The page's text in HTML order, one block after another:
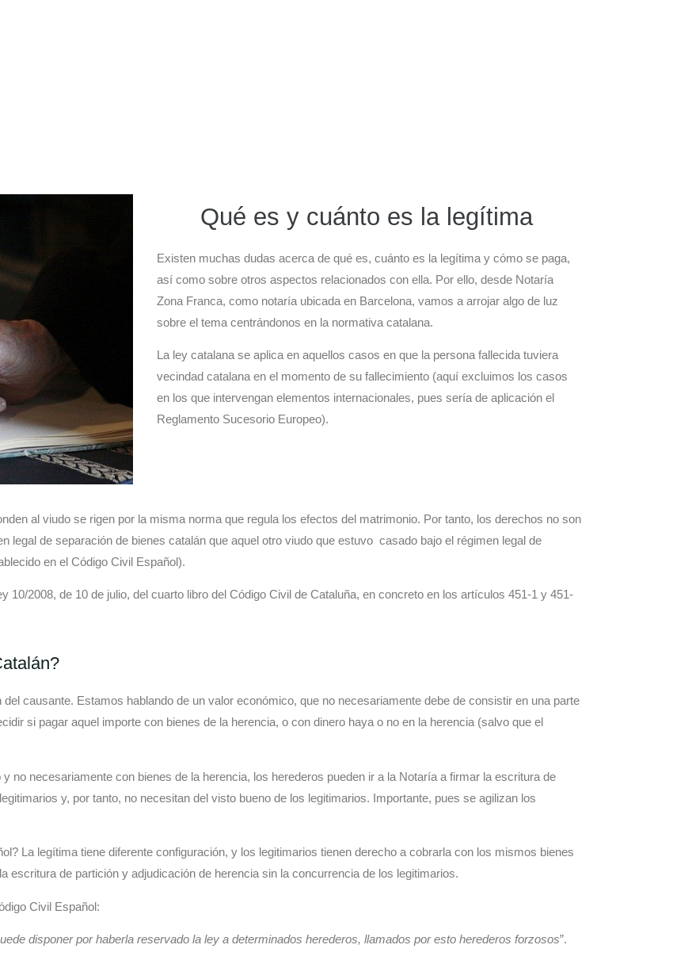
Qué es y cuánto es la legítima
Existen muchas dudas acerca de qué es, cuánto es la legítima y cómo se paga,
así como sobre otros aspectos relacionados con ella. Por ello, desde Notaría
Zona Franca, como notaría ubicada en Barcelona, vamos a arrojar algo de luz
sobre el tema centrándonos en la normativa catalana.
La ley catalana se aplica en aquellos casos en que la persona fallecida tuviera
vecindad catalana en el momento de su fallecimiento (aquí excluimos los casos
en los que intervengan elementos internacionales, pues sería de aplicación el
Reglamento Sucesorio Europeo).
al viudo se rigen por la misma norma que regula los efectos del matrimonio. Por tanto, los derechos no son
legal de separación de bienes catalán que aquel otro viudo que estuvo casado bajo el régimen legal de
en el Código Civil Español).
10/2008, de 10 de julio, del cuarto libro del Código Civil de Cataluña, en concreto en los artículos 451-1 y 451-
causante. Estamos hablando de un valor económico, que no necesariamente debe de consistir en una parte
si pagar aquel importe con bienes de la herencia, o con dinero haya o no en la herencia (salvo que el
no necesariamente con bienes de la herencia, los herederos pueden ir a la Notaría a firmar la escritura de
y, por tanto, no necesitan del visto bueno de los legitimarios. Importante, pues se agilizan los
La legítima tiene diferente configuración, y los legitimarios tienen derecho a cobrarla con los mismos bienes
escritura de partición y adjudicación de herencia sin la concurrencia de los legitimarios.
Civil Español:
disponer por haberla reservado la ley a determinados herederos, llamados por esto herederos forzosos”.